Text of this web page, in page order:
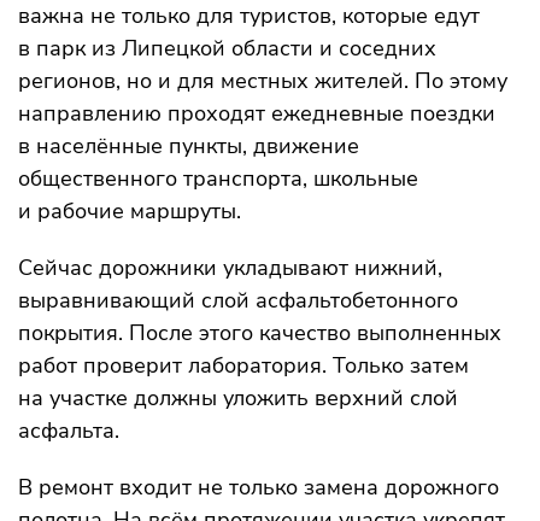
важна не только для туристов, которые едут
в парк из Липецкой области и соседних
регионов, но и для местных жителей. По этому
направлению проходят ежедневные поездки
в населённые пункты, движение
общественного транспорта, школьные
и рабочие маршруты.
Сейчас дорожники укладывают нижний,
выравнивающий слой асфальтобетонного
покрытия. После этого качество выполненных
работ проверит лаборатория. Только затем
на участке должны уложить верхний слой
асфальта.
В ремонт входит не только замена дорожного